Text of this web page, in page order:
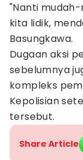
"Nanti
kita lidik,
Basungkawa.
Dugaan aksi
sebelumnya
kompleks
Kepolisian
tersebut.
Share Article